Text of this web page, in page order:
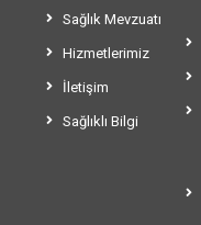
Sağlık Mevzuatı
Hizmetlerimiz
İletişim
Sağlıklı Bilgi